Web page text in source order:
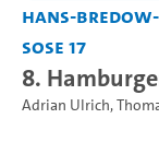
Hans-
SoSe 17
8.
Adrian Ulrich,